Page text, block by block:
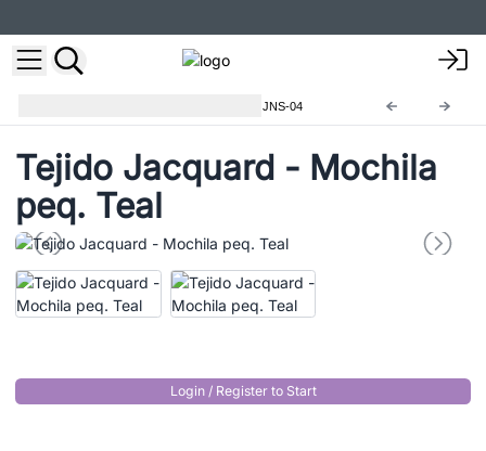
JNS-04
Tejido Jacquard - Mochila
peq. Teal
Login / Register to Start